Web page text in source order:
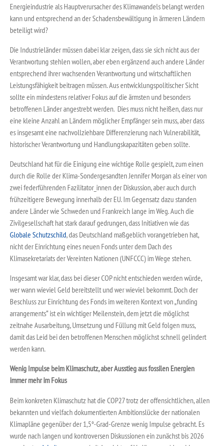
Energieindustrie als Hauptverursacher des Klimawandels belangt werden
kann und entsprechend an der Schadensbewältigung in ärmeren Ländern
beteiligt wird?
Die Industrieländer müssen dabei klar zeigen, dass sie sich nicht aus der
Verantwortung stehlen wollen, aber eben ergänzend auch andere Länder
entsprechend ihrer wachsenden Verantwortung und wirtschaftlichen
Leistungsfähigkeit beitragen müssen. Aus entwicklungspolitischer Sicht
sollte ein mindestens relativer Fokus auf die ärmsten und besonders
betroffenen Länder angestrebt werden. Dies muss nicht heißen, dass nur
eine kleine Anzahl an Ländern möglicher Empfänger sein muss, aber dass
es insgesamt eine nachvollziehbare Differenzierung nach Vulnerabilität,
historischer Verantwortung und Handlungskapazitäten geben sollte.
Deutschland hat für die Einigung eine wichtige Rolle gespielt, zum einen
durch die Rolle der Klima-Sondergesandten Jennifer Morgan als einer von
zwei federführenden Fazilitator_innen der Diskussion, aber auch durch
frühzeitigere Bewegung innerhalb der EU. Im Gegensatz dazu standen
andere Länder wie Schweden und Frankreich lange im Weg. Auch die
Zivilgesellschaft hat stark darauf gedrungen, dass Initiativen wie das
Globale Schutzschild, das Deutschland maßgeblich vorangetrieben hat,
nicht der Einrichtung eines neuen Fonds unter dem Dach des
Klimasekretariats der Vereinten Nationen (UNFCCC) im Wege stehen.
Insgesamt war klar, dass bei dieser COP nicht entschieden werden würde,
wer wann wieviel Geld bereitstellt und wer wieviel bekommt. Doch der
Beschluss zur Einrichtung des Fonds im weiteren Kontext von „funding
arrangements“ ist ein wichtiger Meilenstein, dem jetzt die möglichst
zeitnahe Ausarbeitung, Umsetzung und Füllung mit Geld folgen muss,
damit das Leid bei den betroffenen Menschen möglichst schnell gelindert
werden kann.
Wenig Impulse beim Klimaschutz, aber Ausstieg aus fossilen Energien
immer mehr im Fokus
Beim konkreten Klimaschutz hat die COP27 trotz der offensichtlichen, allen
bekannten und vielfach dokumentierten Ambitionslücke der nationalen
Klimapläne gegenüber der 1,5°-Grad-Grenze wenig Impulse gebracht. Es
wurde nach langen und kontroversen Diskussionen ein zunächst bis 2026